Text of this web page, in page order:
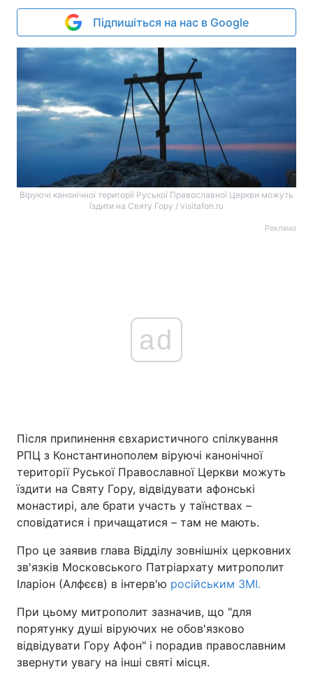
Підпишіться на нас в Google
Віруючі канонічної території Руської Православної Церкви можуть
їздити на Святу Гору / visitafon.ru
Реклама
ad
Після припинення євхаристичного спілкування
РПЦ з Константинополем віруючі канонічної
території Руської Православної Церкви можуть
їздити на Святу Гору, відвідувати афонські
монастирі, але брати участь у таїнствах –
сповідатися і причащатися – там не мають.
Про це заявив глава Відділу зовнішніх церковних
зв'язків Московського Патріархату митрополит
Іларіон (Алфєєв) в інтерв'ю російським ЗМІ.
При цьому митрополит зазначив, що "для
порятунку душі віруючих не обов'язково
відвідувати Гору Афон" і порадив православним
звернути увагу на інші святі місця.